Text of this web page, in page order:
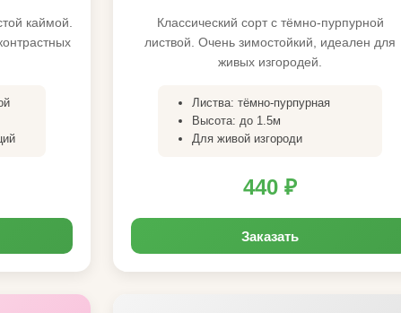
каймой.
Классический сорт с тёмно-пурпурной
листвой. Очень зимостойкий, идеален для
живых изгородей.
Листва: тёмно-пурпурная
Высота: до 1.5м
Для живой изгороди
440 ₽
Заказать